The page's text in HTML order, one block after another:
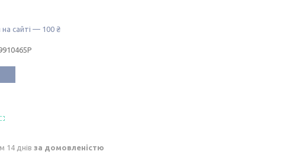
сайті — 100 ₴
14 днів за домовленістю